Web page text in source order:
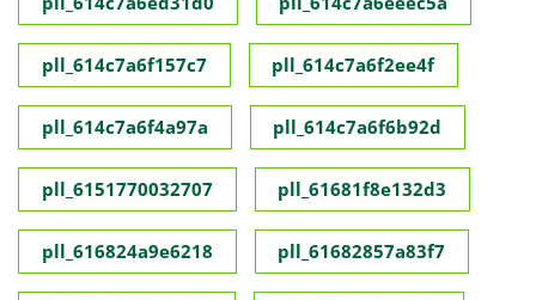
pll_614c7a6f157c7 pll_614c7a6f2ee4f
pll_614c7a6f4a97a pll_614c7a6f6b92d
pll_6151770032707 pll_61681f8e132d3
pll_616824a9e6218 pll_61682857a83f7